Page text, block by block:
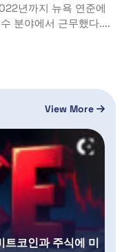
년까지 뉴욕 연준에
분야에서 근무했다....
View More
트코인과 주식에 미